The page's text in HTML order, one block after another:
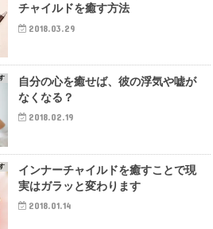
チャイルドを癒す方法
2018.03.29
自分の心を癒せば、彼の浮気や嘘が
なくなる？
2018.02.19
インナーチャイルドを癒すことで現
実はガラッと変わります
2018.01.14